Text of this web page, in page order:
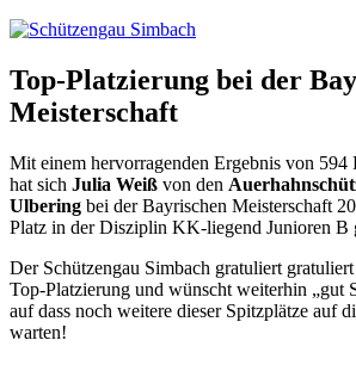
Top-Platzierung bei der
Meisterschaft
Mit einem hervorragenden Ergebnis von 594
hat sich Julia Weiß von den
Ulbering bei der Bayrischen Meisterschaft
Platz in der Disziplin KK-liegend Junioren B
Der Schützengau Simbach gratuliert
Top-Platzierung und wünscht weiterhin „gut
auf dass noch weitere dieser Spitzplätze auf
warten!